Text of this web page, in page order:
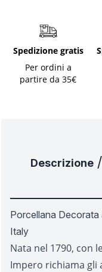
Spedizione gratis
Per ordini a
partire da 35€
Descrizione /
Porcellana
Italy
Nata nel 1790, con
Impero richiama gli